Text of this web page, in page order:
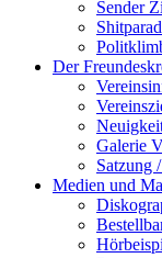
Sender
Der
Galerie
Satzung
Medien und